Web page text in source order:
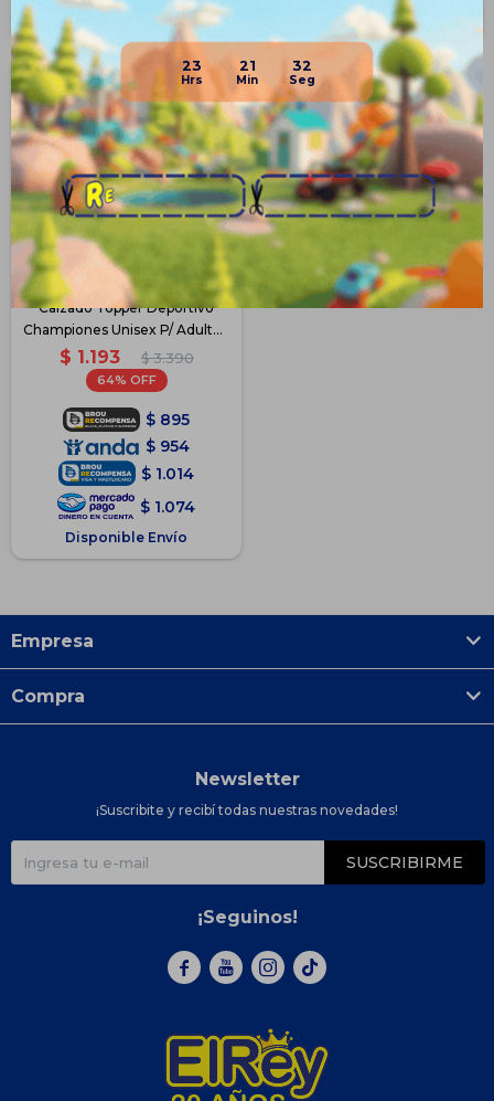
23 21 32
Disponible Envío
Calzado Topper Deportivo
Championes Unisex P/ Adulto -
Gris2
$ 1.193 $ 3.390
64
$ 895
$ 954
$ 1.014
$ 1.074
Disponible Envío
Empresa
Compra
Newsletter
¡Suscribite y recibí todas nuestras novedades!
SUSCRIBIRME
¡Seguinos!
  